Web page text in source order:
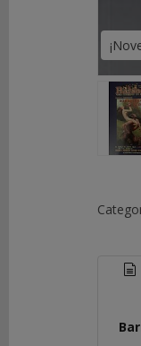
COSTES
DE
ENVÍO